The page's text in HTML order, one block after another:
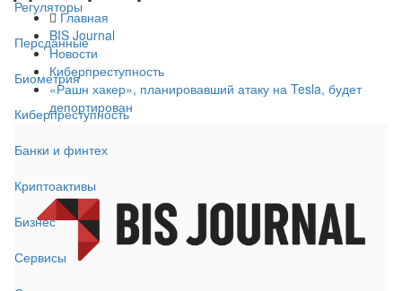
Регуляторы
Персданные
Биометрия
Киберпреступность
Банки и финтех
Криптоактивы
Бизнес
Сервисы
Главная
BIS Journal
Новости
Киберпреступность
«Рашн хакер», планировавший атаку на Tesla, будет
депортирован